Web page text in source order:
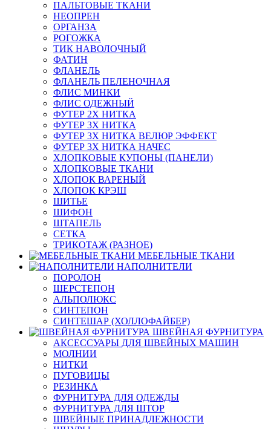
ПАЛЬТОВЫЕ ТКАНИ
НЕОПРЕН
ОРГАНЗА
РОГОЖКА
ТИК НАВОЛОЧНЫЙ
ФАТИН
ФЛАНЕЛЬ
ФЛАНЕЛЬ ПЕЛЕНОЧНАЯ
ФЛИС МИНКИ
ФЛИС ОДЕЖНЫЙ
ФУТЕР 2Х НИТКА
ФУТЕР 3Х НИТКА
ФУТЕР 3Х НИТКА ВЕЛЮР ЭФФЕКТ
ФУТЕР 3Х НИТКА НАЧЕС
ХЛОПКОВЫЕ КУПОНЫ (ПАНЕЛИ)
ХЛОПКОВЫЕ ТКАНИ
ХЛОПОК ВАРЕНЫЙ
ХЛОПОК КРЭШ
ШИТЬЕ
ШИФОН
ШТАПЕЛЬ
СЕТКА
ТРИКОТАЖ (РАЗНОЕ)
МЕБЕЛЬНЫЕ ТКАНИ
НАПОЛНИТЕЛИ
ПОРОЛОН
ШЕРСТЕПОН
АЛЬПОЛЮКС
СИНТЕПОН
СИНТЕШАР (ХОЛЛОФАЙБЕР)
ШВЕЙНАЯ ФУРНИТУРА
АКСЕССУАРЫ ДЛЯ ШВЕЙНЫХ МАШИН
МОЛНИИ
НИТКИ
ПУГОВИЦЫ
РЕЗИНКА
ФУРНИТУРА ДЛЯ ОДЕЖДЫ
ФУРНИТУРА ДЛЯ ШТОР
ШВЕЙНЫЕ ПРИНАДЛЕЖНОСТИ